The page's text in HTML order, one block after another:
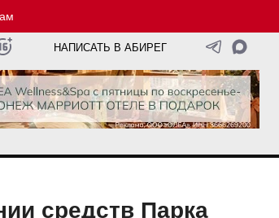
НАПИСАТЬ В АБИРЕГ
средств Парка